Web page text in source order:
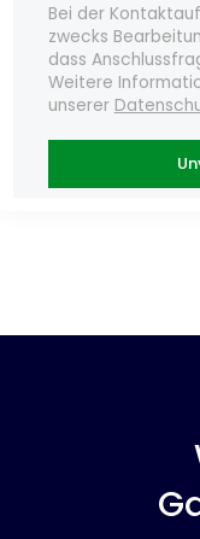
Bei der
zwecks
dass
Weitere
unserer